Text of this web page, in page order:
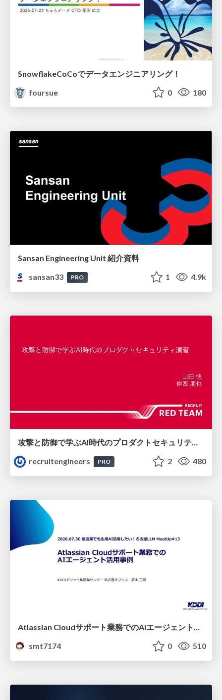
SnowflakeCoCoでデータエンジニアリング！
foursue
0 180
Sansan Engineering Unit 紹介資料
sansan33
PRO 1 4.9k
攻撃と防御で学ぶAI時代のプロダクトセキュリティ演習
recruitengineers
PRO 2 480
smt7174
0 510